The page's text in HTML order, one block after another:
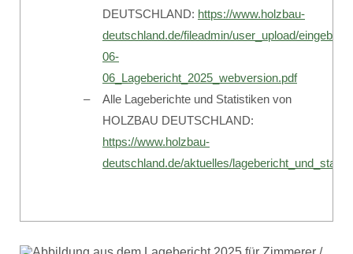
DEUTSCHLAND: https://www.holzbau-
deutschland.de/fileadmin/user_upload/
06-
06_Lagebericht_2025_webversion.pdf
Alle Lageberichte und Statistiken von
HOLZBAU DEUTSCHLAND:
https://www.holzbau-
deutschland.de/aktuelles/